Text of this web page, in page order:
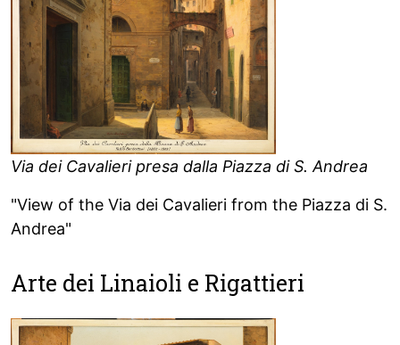
Via dei Cavalieri presa dalla Piazza di S. Andrea
"View of the Via dei Cavalieri from the Piazza di S.
Andrea"
Arte dei Linaioli e Rigattieri